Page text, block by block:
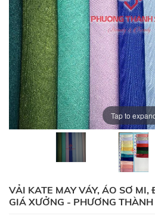
Tap to
VẢI KATE MAY VÁY, ÁO SƠ
GIÁ XƯỞNG - PHƯƠNG THÀNH